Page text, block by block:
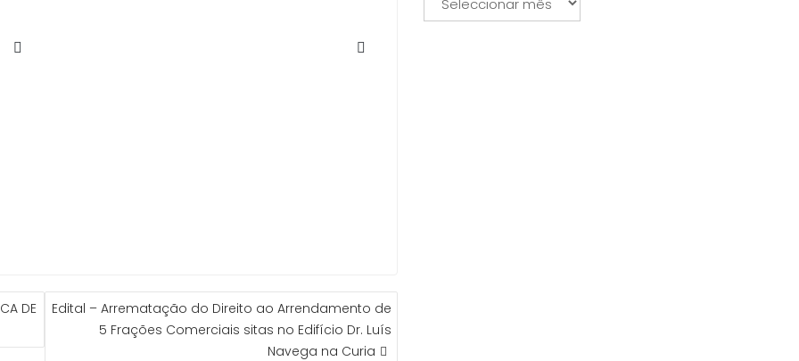
DE
Edital – Arrematação do Direito ao Arrendamento de
5 Frações Comerciais sitas no Edifício Dr. Luís
Navega na Curia